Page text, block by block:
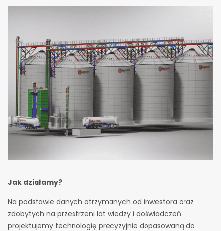
Jak działamy?
Na podstawie danych otrzymanych od inwestora oraz
zdobytych na przestrzeni lat wiedzy i doświadczeń
projektujemy technologię precyzyjnie dopasowaną do